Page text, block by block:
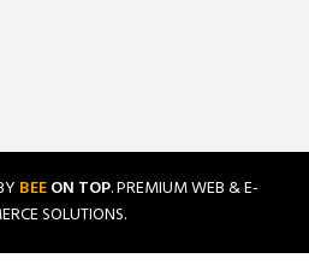
BEEON TOP. PREMIUM WEB & E-
SOLUTIONS.